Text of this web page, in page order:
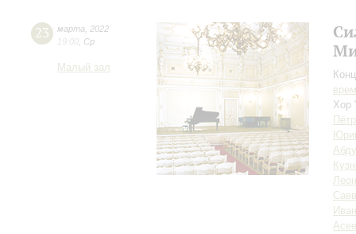
23 марта
2022
19:00 Ср
Малый зал
Хор